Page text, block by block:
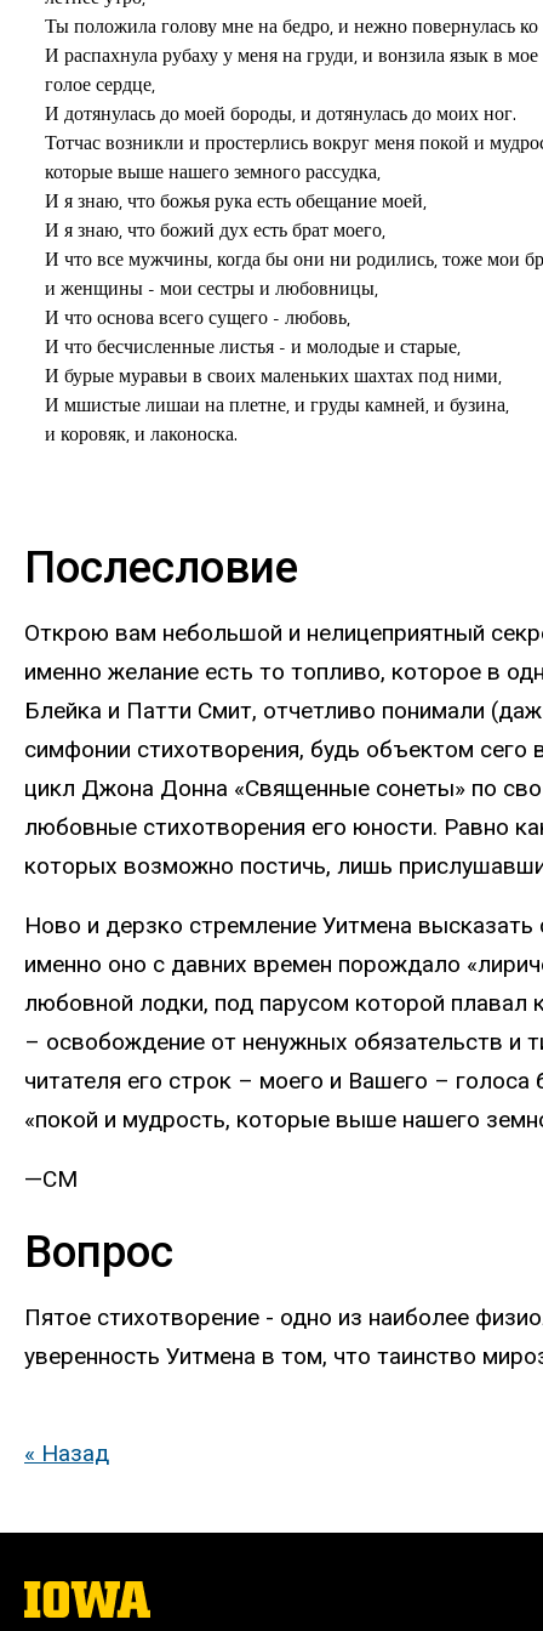
Ты положила голову мне на бедро, и нежно повернулась ко
И распахнула рубаху у меня на груди, и вонзила язык в мое
голое сердце,
И дотянулась до моей бороды, и дотянулась до моих ног.
Тотчас возникли и простерлись вокруг меня покой и
которые выше нашего земного рассудка,
И я знаю, что божья рука есть обещание моей,
И я знаю, что божий дух есть брат моего,
И что все мужчины, когда бы они ни родились, тоже мои
и женщины - мои сестры и любовницы,
И что основа всего сущего - любовь,
И что бесчисленные листья - и молодые и старые,
И бурые муравьи в своих маленьких шахтах под ними,
И мшистые лишаи на плетне, и груды камней, и бузина,
и коровяк, и лаконоска.
Послесловие
Открою вам небольшой и нелицеприятный
именно желание есть то топливо, которое в
Блейка и Патти Смит, отчетливо понимали
симфонии стихотворения, будь объектом
цикл Джона Донна «Священные сонеты» по
любовные стихотворения его юности. Равно
которых возможно постичь, лишь
Ново и дерзко стремление Уитмена
именно оно с давних времен порождало
любовной лодки, под парусом которой
– освобождение от ненужных обязательств и
читателя его строк – моего и Вашего –
«покой и мудрость, которые выше нашего
—CM
Вопрос
Пятое стихотворение - одно из наиболее
уверенность Уитмена в том, что таинство
« Назад
The
University